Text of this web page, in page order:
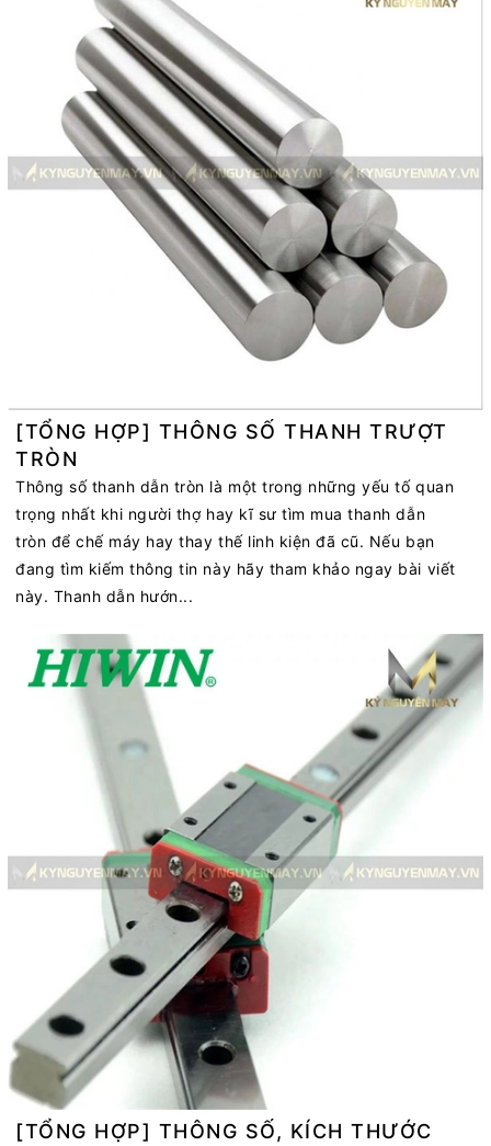
[TỔNG HỢP] THÔNG SỐ THANH TRƯỢT
TRÒN
Thông số thanh dẫn tròn là một trong những yếu tố quan
trọng nhất khi người thợ hay kĩ sư tìm mua thanh dẫn
tròn để chế máy hay thay thế linh kiện đã cũ. Nếu bạn
đang tìm kiếm thông tin này hãy tham khảo ngay bài viết
này. Thanh dẫn hướn...
[TỔNG HỢP] THÔNG SỐ, KÍCH THƯỚC